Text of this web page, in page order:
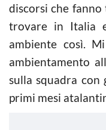
discorsi che
trovare in Italia
ambiente così.
ambientamento
sulla squadra con
primi mesi